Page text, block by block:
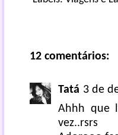
12 comentários:
Tatá 3 de
Ahhh que
vez..rsrs